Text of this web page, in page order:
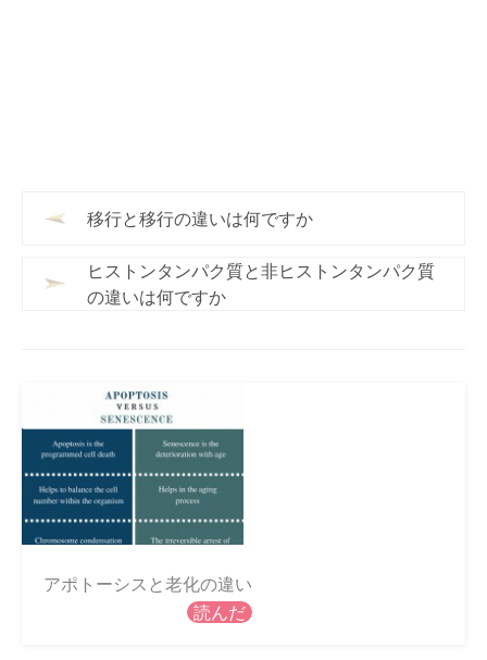
移行と移行の違いは何ですか
ヒストンタンパク質と非ヒストンタンパク質
の違いは何ですか
アポトーシスと老化の違い
読んだ